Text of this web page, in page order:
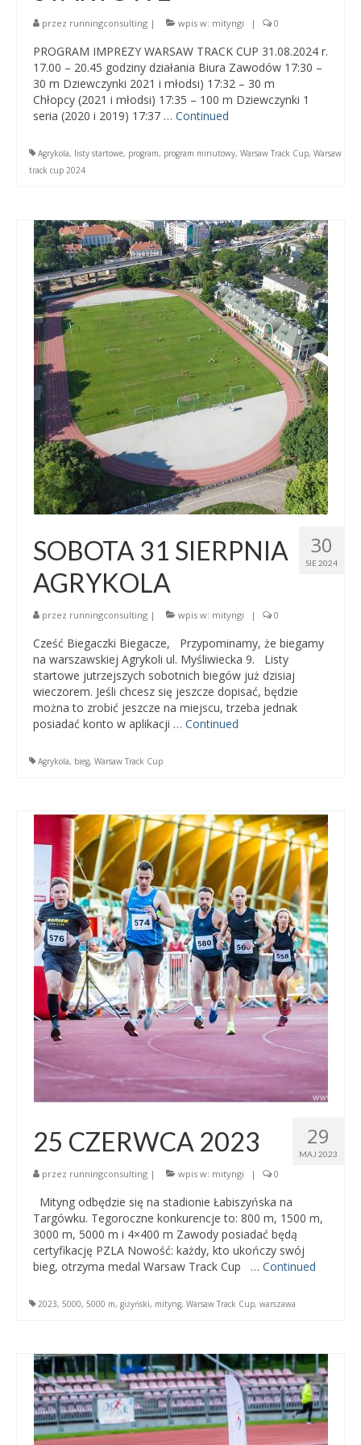
5.06.2019
Wyniki Warsaw Track Cup 2017
Wyniki Warsaw Track Cup 2016
Wyniki Warsaw Track Cup 2013
Wyniki Warsaw Track Cup 2011
GALERIA
KONTAKT
przez runningconsulting | wpis w: mityngi | 0
PROGRAM IMPREZY WARSAW TRACK CUP 31.08.2024 r.
17.00 – 20.45 godziny działania Biura Zawodów 17:30 –
30 m Dziewczynki 2021 i młodsi) 17:32 – 30 m
Chłopcy (2021 i młodsi) 17:35 – 100 m Dziewczynki 1
seria (2020 i 2019) 17:37 … Continued
Agrykola, listy startowe, program, program minutowy, Warsaw Track Cup, Warsaw
track cup 2024
30
SIE 2024
SOBOTA 31 SIERPNIA
AGRYKOLA
przez runningconsulting | wpis w: mityngi | 0
Cześć Biegaczki Biegacze, Przypominamy, że biegamy
na warszawskiej Agrykoli ul. Myśliwiecka 9. Listy
startowe jutrzejszych sobotnich biegów już dzisiaj
wieczorem. Jeśli chcesz się jeszcze dopisać, będzie
można to zrobić jeszcze na miejscu, trzeba jednak
posiadać konto w aplikacji … Continued
Agrykola, bieg, Warsaw Track Cup
29
MAJ 2023
25 CZERWCA 2023
przez runningconsulting | wpis w: mityngi | 0
Mityng odbędzie się na stadionie Łabiszyńska na
Targówku. Tegoroczne konkurencje to: 800 m, 1500 m,
3000 m, 5000 m i 4×400 m Zawody posiadać będą
certyfikację PZLA Nowość: każdy, kto ukończy swój
bieg, otrzyma medal Warsaw Track Cup … Continued
2023, 5000, 5000 m, giżyński, mityng, Warsaw Track Cup, warszawa